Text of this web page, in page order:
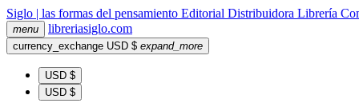
Siglo | las formas del pensamiento Editorial Distribuidora Librería
menu libreriasiglo.com
currency_exchange USD $ expand_more
USD $
USD $